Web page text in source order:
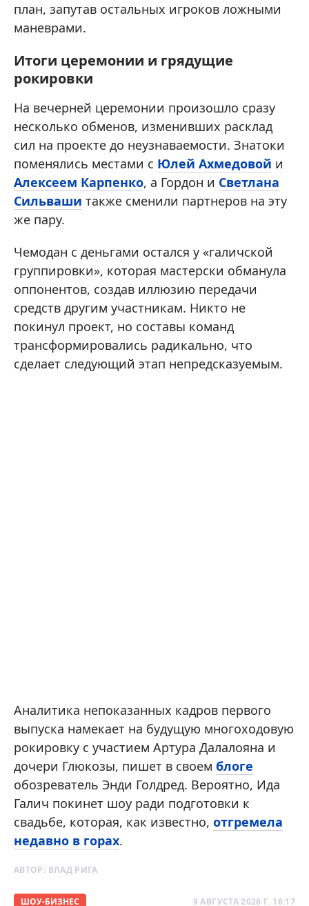
план, запутав остальных игроков ложными
маневрами.
Итоги церемонии и грядущие
рокировки
На вечерней церемонии произошло сразу
несколько обменов, изменивших расклад
сил на проекте до неузнаваемости. Знатоки
поменялись местами с Юлей Ахмедовой и
Алексеем Карпенко, а Гордон и Светлана
Сильваши также сменили партнеров на эту
же пару.
Чемодан с деньгами остался у «галичской
группировки», которая мастерски обманула
оппонентов, создав иллюзию передачи
средств другим участникам. Никто не
покинул проект, но составы команд
трансформировались радикально, что
сделает следующий этап непредсказуемым.
Аналитика непоказанных кадров первого
выпуска намекает на будущую многоходовую
рокировку с участием Артура Далалояна и
дочери Глюкозы, пишет в своем блоге
обозреватель Энди Голдред. Вероятно, Ида
Галич покинет шоу ради подготовки к
свадьбе, которая, как известно, отгремела
недавно в горах.
АВТОР: ВЛАД РИГА
ШОУ-БИЗНЕС 9 АВГУСТА 2026 Г. 16:17